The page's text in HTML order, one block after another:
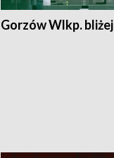
Gorzów Wlkp. bliżej